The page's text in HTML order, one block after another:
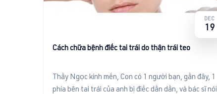
DEC
19
Cách chữa bệnh điếc tai trái do thận trái teo
Thầy Ngọc kính mến, Con có 1 người bạn, gần đây, 1
phía bên tai trái của anh bị điếc dần dần, và bác sĩ nói